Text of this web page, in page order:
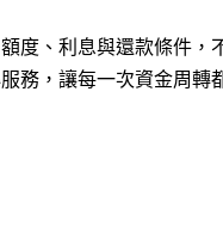
度、利息與還款條件
務，讓每一次資金周轉
發商字第